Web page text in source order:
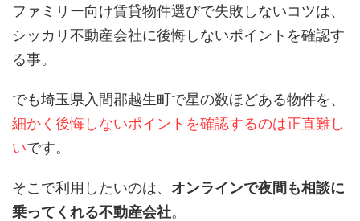
ファミリー向け賃貸物件選びで失敗しないコツは、
シッカリ不動産会社に後悔しないポイントを確認す
る事。
でも埼玉県入間郡越生町で星の数ほどある物件を、
細かく後悔しないポイントを確認するのは正直難し
いです。
そこで利用したいのは、 オンラインで夜間も相談に
乗ってくれる不動産会社。